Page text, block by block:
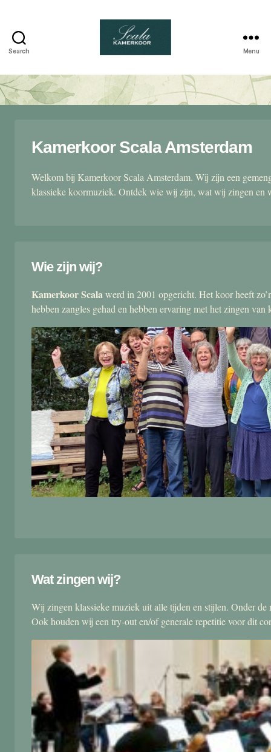
Search
kamerkoor
Menu
Kamerkoor Scala Amsterdam
Welkom bij Kamerkoor Scala Amsterdam. Wij zijn een
klassieke koormuziek. Ontdek wie wij zijn, wat wij zingen en
Wie zijn wij?
Kamerkoor Scalawerd in 2001 opgericht. Het koor heeft
hebben zangles gehad en hebben ervaring met het zingen van
Wat zingen wij?
Wij zingen klassieke muziek uit alle tijden en stijlen. Onder
Ook houden wij een try-out en/of generale repetitie voor dit